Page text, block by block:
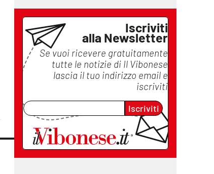
Iscriviti
alla Newsletter
Se vuoi ricevere gratuitamente
tutte le notizie di Il Vibonese
lascia il tuo indirizzo email e
iscriviti
Iscriviti
lacplay.it
lacitymag.it